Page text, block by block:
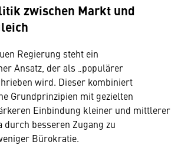
zwischen Markt und
Regierung steht ein
Ansatz, der als „populärer
wird. Dieser kombiniert
Grundprinzipien mit gezielten
Einbindung kleiner und mittlerer
durch besseren Zugang zu
Bürokratie.